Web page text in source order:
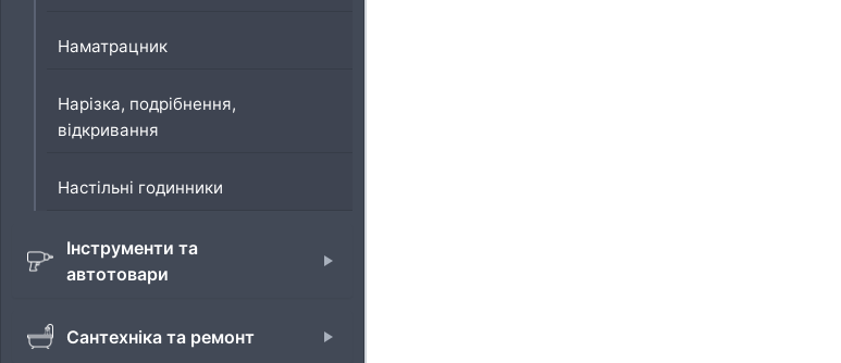
Наматрацник
Нарізка, подрібнення,
відкривання
Настільні годинники
Інструменти та
автотовари
Сантехніка та ремонт